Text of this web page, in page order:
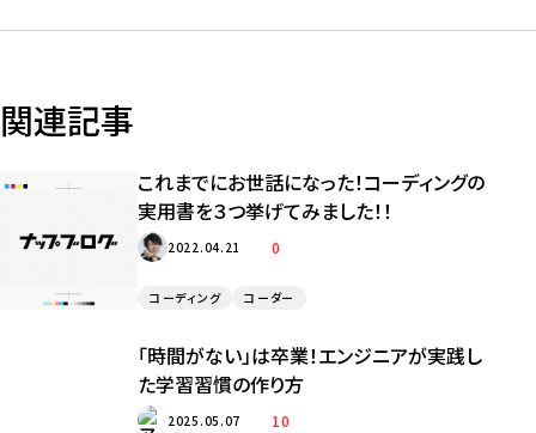
関連記事
これまでにお世話になった！コーディングの
実用書を３つ挙げてみました！！
2022.04.21 0
コーディング コーダー
「時間がない」は卒業！エンジニアが実践し
た学習習慣の作り方
2025.05.07 10